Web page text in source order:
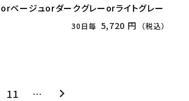
orベージュorダークグレーorライトグレー
30日毎 5,720 円 （税込）
11 …